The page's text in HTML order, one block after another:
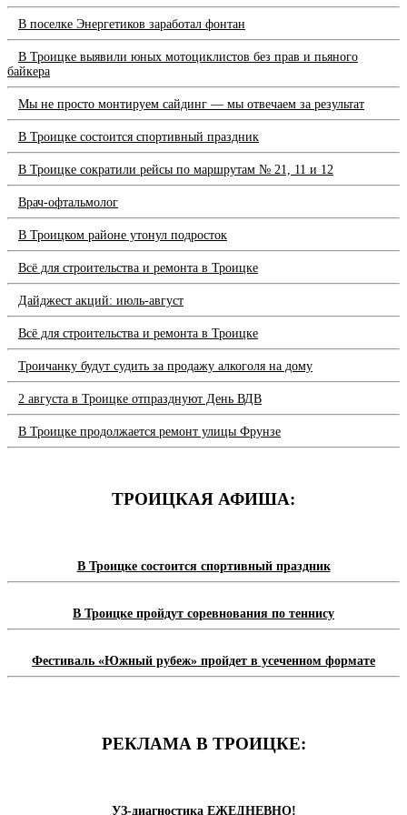
В поселке Энергетиков заработал фонтан
В Троицке выявили юных мотоциклистов без прав и пьяного
байкера
Мы не просто монтируем сайдинг — мы отвечаем за результат
В Троицке состоится спортивный праздник
В Троицке сократили рейсы по маршрутам № 21, 11 и 12
Врач-офтальмолог
В Троицком районе утонул подросток
Всё для строительства и ремонта в Троицке
Дайджест акций: июль-август
Всё для строительства и ремонта в Троицке
Троичанку будут судить за продажу алкоголя на дому
2 августа в Троицке отпразднуют День ВДВ
В Троицке продолжается ремонт улицы Фрунзе
ТРОИЦКАЯ АФИША:
В Троицке состоится спортивный праздник
В Троицке пройдут соревнования по теннису
Фестиваль «Южный рубеж» пройдет в усеченном формате
РЕКЛАМА В ТРОИЦКЕ:
УЗ-диагностика ЕЖЕДНЕВНО!